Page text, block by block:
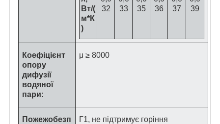
Вт/(
м*К
)
32
33
35
36
37
39
Коефіцієнт
опору
дифузії
водяної
пари:
μ ≥ 8000
Пожежобезп
Г1, не підтримує горіння